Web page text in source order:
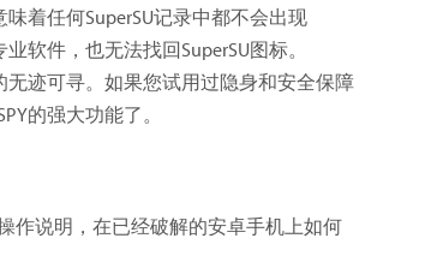
着任何SuperSU记录中都不会出现
软件，也无法找回SuperSU图标。
无迹可寻。如果您试用过隐身和安全保障
的强大功能了。
作说明，在已经破解的安卓手机上如何